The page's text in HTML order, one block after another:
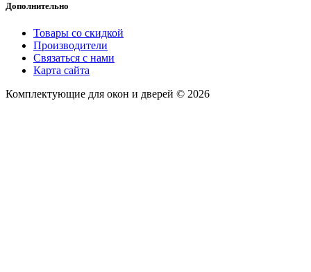
Дополнительно
Товары со скидкой
Производители
Связаться с нами
Карта сайта
Комплектующие для окон и дверей © 2026